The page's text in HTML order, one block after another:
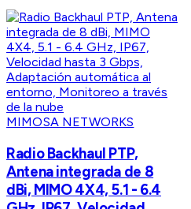
MIMOSA NETWORKS
Radio Backhaul PTP,
Antena integrada de 8
dBi, MIMO 4X4, 5.1 - 6.4